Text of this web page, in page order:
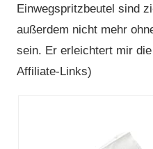
Einwegspritzbeutel sind
außerdem nicht mehr
sein. Er erleichtert mir
Affiliate-Links)